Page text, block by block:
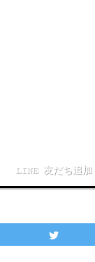
LINE 友だち追加